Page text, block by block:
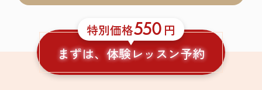
特別価格550 円
まずは、体験レッスン予約